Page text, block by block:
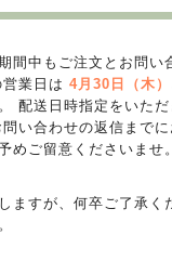
間中もご注文とお問い
業日は 4月30日（木）
配送日時指定をいた
い合わせの返信まで
めご留意くださいませ。
ますが、何卒ご了承く